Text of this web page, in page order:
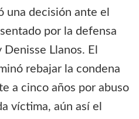
una decisión ante el
por la defensa
Llanos. El
rebajar la condena
a cinco años por abuso
víctima, aún así el